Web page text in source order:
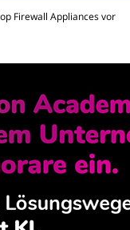
Firewall Appliances vor